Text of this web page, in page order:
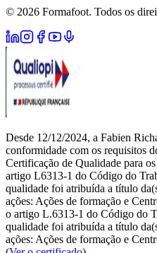
© 2026 Formafoot. Todos os
Desde 12/12/2024, a Fabien
conformidade com os requisitos
Certificação de Qualidade para
artigo L6313-1 do Código do
qualidade foi atribuída a título
ações: Ações de formação e
o artigo L.6313-1 do Código do
qualidade foi atribuída a título
ações: Ações de formação e